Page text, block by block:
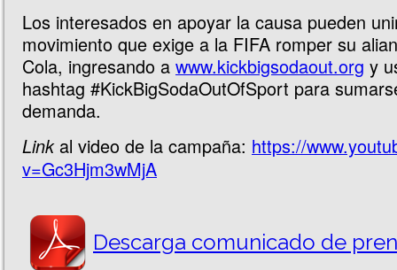
Los interesados en apoyar la causa pueden
movimiento que exige a la FIFA romper su
Cola, ingresando a www.kickbigsodaout.org y
hashtag #KickBigSodaOutOfSport para
demanda.
Linkal video de la campaña: https://
v=Gc3Hjm3wMjA
Descarga comunicado de